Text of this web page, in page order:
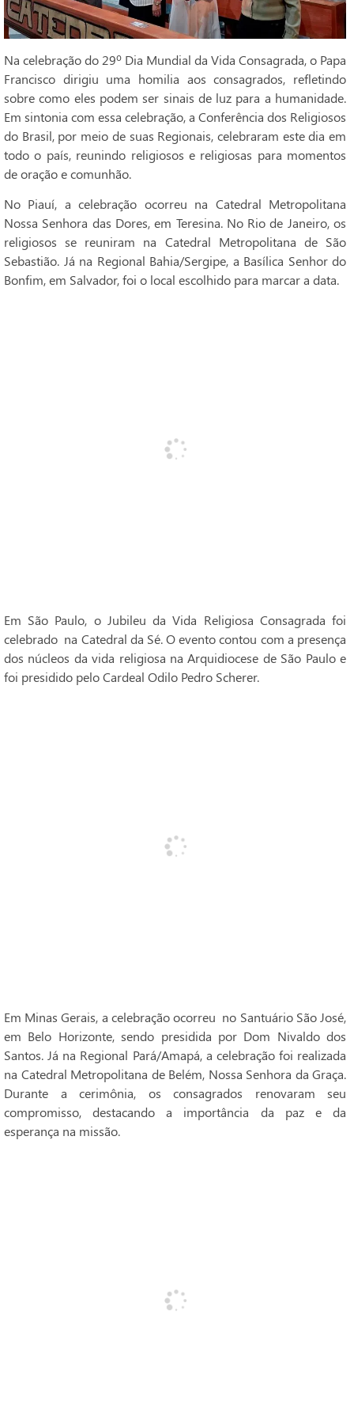
Na celebração do 29º Dia Mundial da Vida Consagrada, o Papa
Francisco dirigiu uma homilia aos consagrados, refletindo
sobre como eles podem ser sinais de luz para a humanidade.
Em sintonia com essa celebração, a Conferência dos Religiosos
do Brasil, por meio de suas Regionais, celebraram este dia em
todo o país, reunindo religiosos e religiosas para momentos
de oração e comunhão.
No Piauí, a celebração ocorreu na Catedral Metropolitana
Nossa Senhora das Dores, em Teresina. No Rio de Janeiro, os
religiosos se reuniram na Catedral Metropolitana de São
Sebastião. Já na Regional Bahia/Sergipe, a Basílica Senhor do
Bonfim, em Salvador, foi o local escolhido para marcar a data.
Em São Paulo, o Jubileu da Vida Religiosa Consagrada foi
celebrado na Catedral da Sé. O evento contou com a presença
dos núcleos da vida religiosa na Arquidiocese de São Paulo e
foi presidido pelo Cardeal Odilo Pedro Scherer.
Em Minas Gerais, a celebração ocorreu no Santuário São José,
em Belo Horizonte, sendo presidida por Dom Nivaldo dos
Santos. Já na Regional Pará/Amapá, a celebração foi realizada
na Catedral Metropolitana de Belém, Nossa Senhora da Graça.
Durante a cerimônia, os consagrados renovaram seu
compromisso, destacando a importância da paz e da
esperança na missão.